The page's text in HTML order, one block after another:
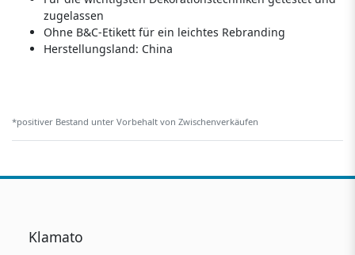
zugelassen
Ohne B&C-Etikett für ein leichtes Rebranding
Herstellungsland: China
*positiver Bestand unter Vorbehalt von Zwischenverkäufen
Klamato